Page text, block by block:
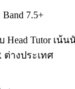
7.5+
Tutor เน้
ต่างประเทศ